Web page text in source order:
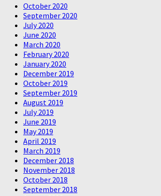
October 2020
September 2020
July 2020
June 2020
March 2020
February 2020
January 2020
December 2019
October 2019
September 2019
August 2019
July 2019
June 2019
May 2019
April 2019
March 2019
December 2018
November 2018
October 2018
September 2018